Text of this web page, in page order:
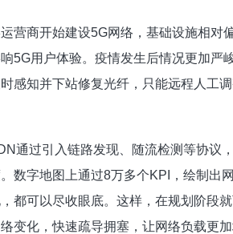
营商开始建设5G网络，基础设施相对
5G用户体验。疫情发生后情况更加严
感知并下站修复光纤，只能远程人工
通过引入链路发现、随流检测等协议
数字地图上通过8万多个KPI，绘制出
都可以尽收眼底。这样，在规划阶段
变化，快速疏导拥塞，让网络负载更